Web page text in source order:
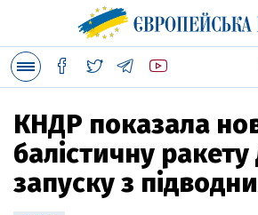
КНДР показала
балістичну ракету
запуску з